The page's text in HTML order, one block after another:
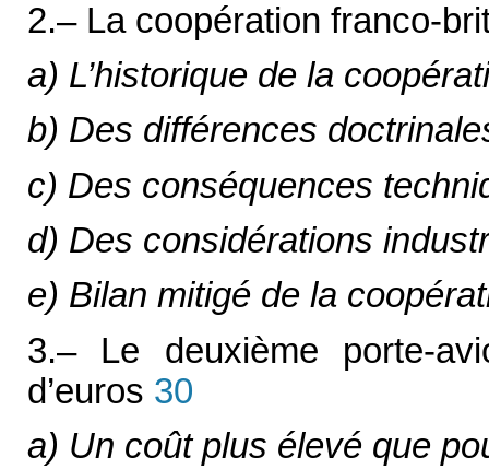
2.– La coopération franco-
a) L’historique de la
b) Des différences
c) Des conséquences
d) Des considérations
e) Bilan mitigé de la
3.– Le deuxième porte-
d’euros 30
a) Un coût plus élevé que